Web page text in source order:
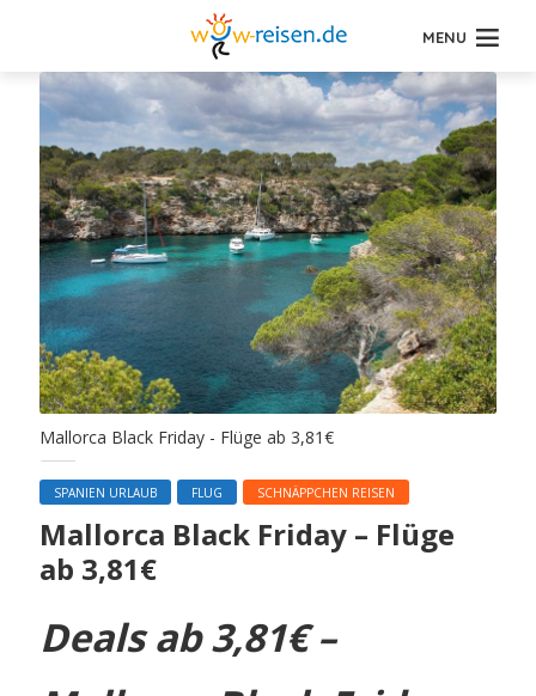
MENU
Mallorca Black Friday - Flüge ab 3,81€
SPANIEN URLAUB FLUG SCHNÄPPCHEN REISEN
Mallorca Black Friday – Flüge
ab 3,81€
Deals ab 3,81€ –